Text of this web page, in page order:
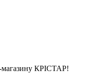
магазину КРІСТАР!